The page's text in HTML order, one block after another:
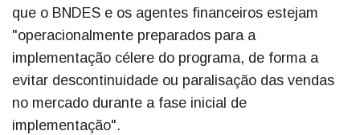
que o BNDES e os agentes financeiros estejam
"operacionalmente preparados para a
implementação célere do programa, de forma a
evitar descontinuidade ou paralisação das vendas
no mercado durante a fase inicial de
implementação".